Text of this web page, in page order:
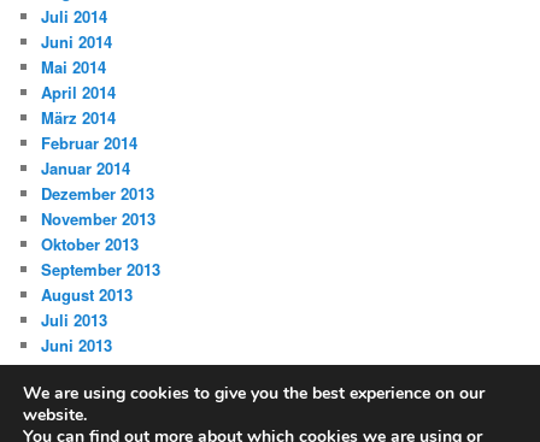
Juli 2014
Juni 2014
Mai 2014
April 2014
März 2014
Februar 2014
Januar 2014
Dezember 2013
November 2013
Oktober 2013
September 2013
August 2013
Juli 2013
Juni 2013
We are using cookies to give you the best experience on our
website.
You can find out more about which cookies we are using or